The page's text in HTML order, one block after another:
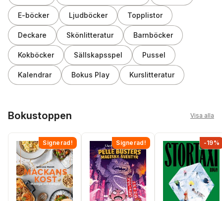
E-böcker Ljudböcker Topplistor
Deckare Skönlitteratur Barnböcker
Kokböcker Sällskapsspel Pussel
Kalendrar Bokus Play Kurslitteratur
Bokustoppen Visa alla
Signerad! Signerad! -19%